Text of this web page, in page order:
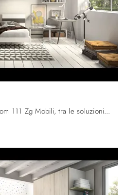
Con questa cameretta Room 111 Zg Mobili, tra le soluzioni componibili, potrai progettare stanze moderne per ragazzi.